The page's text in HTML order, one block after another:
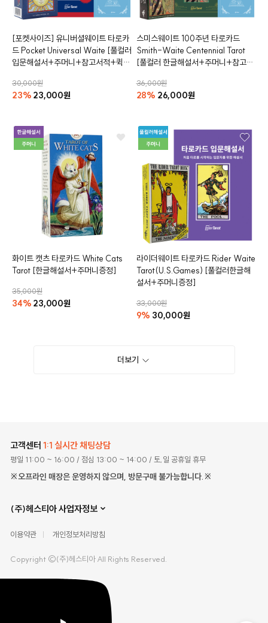
[포켓사이즈] 유니버셜웨이트 타로카
드 Pocket Universal Waite [풀컬러
입문해설서+주머니+참고서적+퀵시
30,000원
23% 23,000원
스미스웨이트 100주년 타로카드
Smith-Waite Centennial Tarot
[풀컬러 한글해설서+주머니+참고서
36,000원
28% 26,000원
화이트 캣츠 타로카드 White Cats
Tarot [한글해설서+주머니증정]
35,000원
34% 23,000원
라이더웨이트 타로카드Rider Waite
Tarot(U.S.Games) [풀컬러한글해
설서+주머니증정]
33,000원
9% 30,000원
더보기
고객센터 1:1 실시간 채팅상담
평일 11:00 ~ 16:00 / 점심 13:00 ~ 14:00 / 토,일 공휴일 휴무
※오프라인 매장은 운영하지 않으며, 방문구매 불가능합니다.※
(주)헤스티아 사업자정보
이용약관 개인정보처리방침
Copyright ©(주)헤스티아 All Rights Reserved.